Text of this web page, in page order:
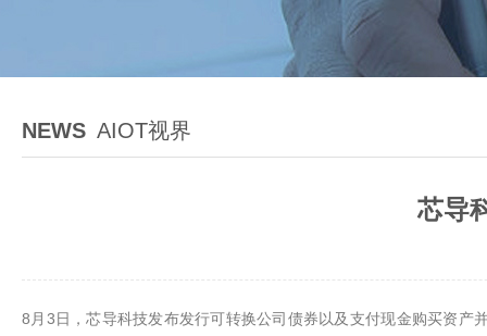
NEWS AIOT视界
芯导
8月3日，芯导科技发布发行可转换公司债券以及支付现金购买资产